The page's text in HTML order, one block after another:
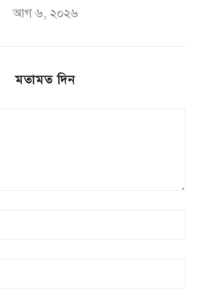
আগ ৬, ২০২৬
মতামত দিন